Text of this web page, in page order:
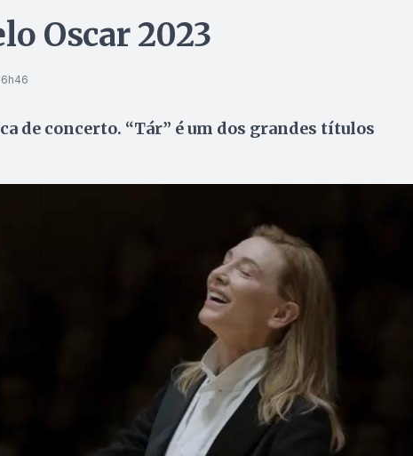
Oscar 2023
de concerto. “Tár” é um dos grandes títulos